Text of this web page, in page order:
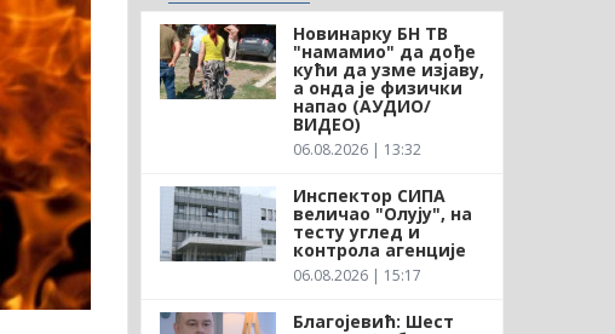
Новинарку БН ТВ
"намамио" да дође
кући да узме изјаву,
а онда је физички
напао (АУДИО/
ВИДЕО)
06.08.2026 | 13:32
Инспектор СИПА
величао "Олују", на
тесту углед и
контрола агенције
06.08.2026 | 15:17
Благојевић: Шест